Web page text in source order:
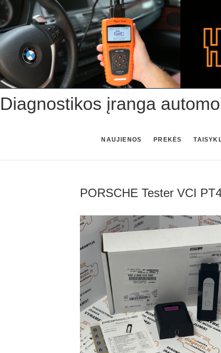
Skip
to
content
Diagnostikos įranga
NAUJIENOS PREKĖS
PORSCHE Tester VCI